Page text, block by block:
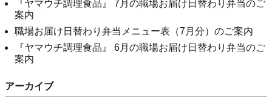
『ヤマウチ調理食品』 7月の職場お届け日替わり弁当のご
案内
職場お届け日替わり弁当メニュー表（7月分）のご案内
『ヤマウチ調理食品』 6月の職場お届け日替わり弁当のご
案内
アーカイブ